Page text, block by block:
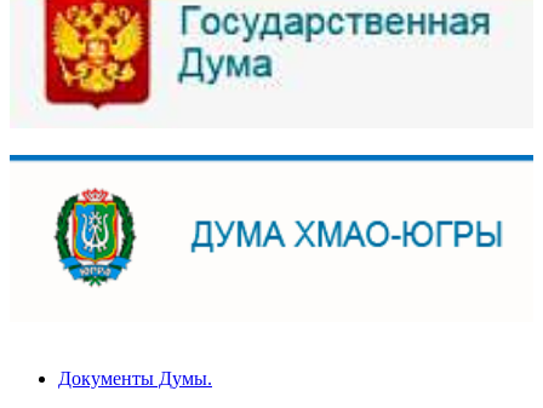
Документы Думы.